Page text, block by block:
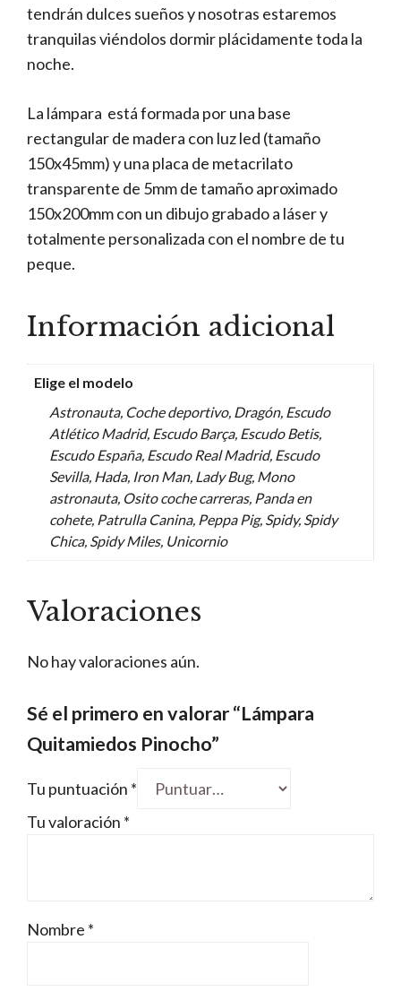
tendrán dulces sueños y nosotras estaremos
tranquilas viéndolos dormir plácidamente toda la
noche.
La lámpara está formada por una base
rectangular de madera con luz led (tamaño
150x45mm) y una placa de metacrilato
transparente de 5mm de tamaño aproximado
150x200mm con un dibujo grabado a láser y
totalmente personalizada con el nombre de tu
peque.
Información adicional
Elige el modelo
Astronauta, Coche deportivo, Dragón, Escudo
Atlético Madrid, Escudo Barça, Escudo Betis,
Escudo España, Escudo Real Madrid, Escudo
Sevilla, Hada, Iron Man, Lady Bug, Mono
astronauta, Osito coche carreras, Panda en
cohete, Patrulla Canina, Peppa Pig, Spidy, Spidy
Chica, Spidy Miles, Unicornio
Valoraciones
No hay valoraciones aún.
Sé el primero en valorar “Lámpara
Quitamiedos Pinocho”
Tu puntuación *
Tu valoración *
Nombre *